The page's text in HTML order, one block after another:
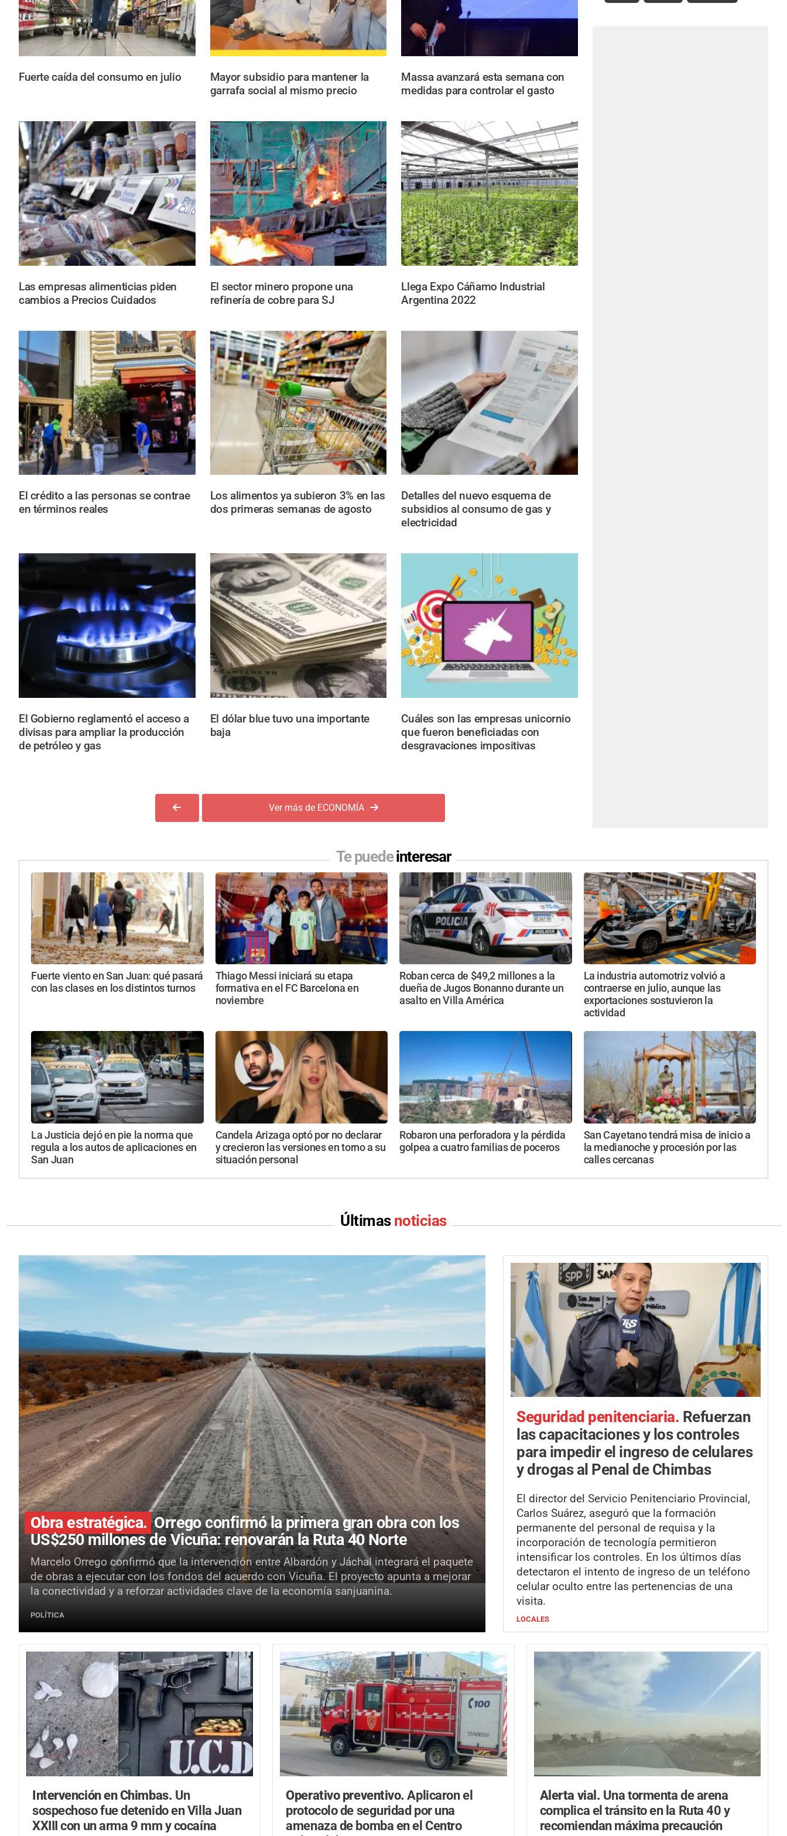
Fuerte caída del consumo en julio
Mayor subsidio para mantener la
garrafa social al mismo precio
Massa avanzará esta semana con
medidas para controlar el gasto
Las empresas alimenticias piden
cambios a Precios Cuidados
El sector minero propone una
refinería de cobre para SJ
Llega Expo Cáñamo Industrial
Argentina 2022
El crédito a las personas se contrae
en términos reales
Los alimentos ya subieron 3% en las
dos primeras semanas de agosto
Detalles del nuevo esquema de
subsidios al consumo de gas y
electricidad
El Gobierno reglamentó el acceso a
divisas para ampliar la producción
de petróleo y gas
El dólar blue tuvo una importante
baja
Cuáles son las empresas unicornio
que fueron beneficiadas con
desgravaciones impositivas
Ver más de ECONOMÍA
Te puedeinteresar
Fuerte viento en San Juan: qué pasará
con las clases en los distintos turnos
Thiago Messi iniciará su etapa
formativa en el FC Barcelona en
noviembre
Roban cerca de $49,2 millones a la
dueña de Jugos Bonanno durante un
asalto en Villa América
La industria automotriz volvió a
contraerse en julio, aunque las
exportaciones sostuvieron la
actividad
La Justicia dejó en pie la norma que
regula a los autos de aplicaciones en
San Juan
Candela Arizaga optó por no declarar
y crecieron las versiones en torno a su
situación personal
Robaron una perforadora y la pérdida
golpea a cuatro familias de poceros
San Cayetano tendrá misa de inicio a
la medianoche y procesión por las
calles cercanas
Últimas noticias
Obra estratégica.Orrego confirmó la primera gran obra con los
US$250 millones de Vicuña: renovarán la Ruta 40 Norte
Marcelo Orrego confirmó que la intervención entre Albardón y Jáchal integrará el paquete
de obras a ejecutar con los fondos del acuerdo con Vicuña. El proyecto apunta a mejorar
la conectividad y a reforzar actividades clave de la economía sanjuanina.
POLÍTICA
Seguridad penitenciaria. Refuerzan
las capacitaciones y los controles
para impedir el ingreso de celulares
y drogas al Penal de Chimbas
El director del Servicio Penitenciario Provincial,
Carlos Suárez, aseguró que la formación
permanente del personal de requisa y la
incorporación de tecnología permitieron
intensificar los controles. En los últimos días
detectaron el intento de ingreso de un teléfono
celular oculto entre las pertenencias de una
visita.
LOCALES
Intervención en Chimbas. Un
sospechoso fue detenido en Villa Juan
XXIII con un arma 9 mm y cocaína
Operativo preventivo.Aplicaron el
protocolo de seguridad por una
amenaza de bomba en el Centro
Alerta vial. Una tormenta de arena
complica el tránsito en la Ruta 40 y
recomiendan máxima precaución